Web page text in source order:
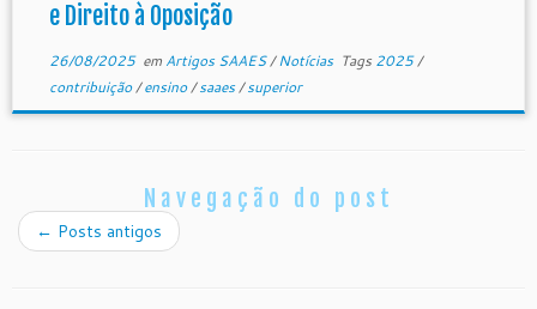
e Direito à Oposição
26/08/2025em Artigos SAAES/Notícias Tags 2025/
contribuição/ensino/saaes/superior
Navegação do post
← Posts antigos